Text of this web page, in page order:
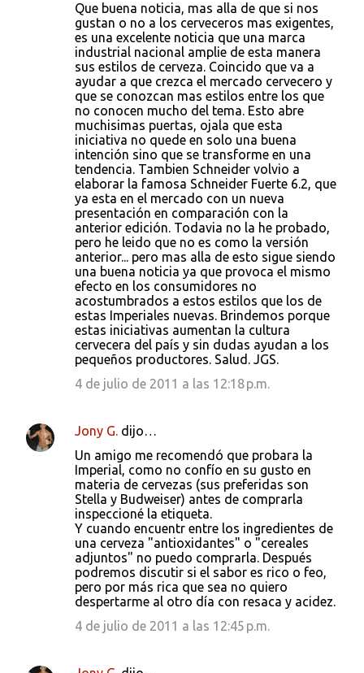
Que buena noticia, mas alla de que si nos
gustan o no a los cerveceros mas exigentes,
es una excelente noticia que una marca
industrial nacional amplie de esta manera
sus estilos de cerveza. Coincido que va a
ayudar a que crezca el mercado cervecero y
que se conozcan mas estilos entre los que
no conocen mucho del tema. Esto abre
muchisimas puertas, ojala que esta
iniciativa no quede en solo una buena
intención sino que se transforme en una
tendencia. Tambien Schneider volvio a
elaborar la famosa Schneider Fuerte 6.2, que
ya esta en el mercado con un nueva
presentación en comparación con la
anterior edición. Todavia no la he probado,
pero he leido que no es como la versión
anterior... pero mas alla de esto sigue siendo
una buena noticia ya que provoca el mismo
efecto en los consumidores no
acostumbrados a estos estilos que los de
estas Imperiales nuevas. Brindemos porque
estas iniciativas aumentan la cultura
cervecera del país y sin dudas ayudan a los
pequeños productores. Salud. JGS.
4 de julio de 2011 a las 12:18 p.m.
Jony G. dijo…
Un amigo me recomendó que probara la
Imperial, como no confío en su gusto en
materia de cervezas (sus preferidas son
Stella y Budweiser) antes de comprarla
inspeccioné la etiqueta.
Y cuando encuentr entre los ingredientes de
una cerveza "antioxidantes" o "cereales
adjuntos" no puedo comprarla. Después
podremos discutir si el sabor es rico o feo,
pero por más rica que sea no quiero
despertarme al otro día con resaca y acidez.
4 de julio de 2011 a las 12:45 p.m.